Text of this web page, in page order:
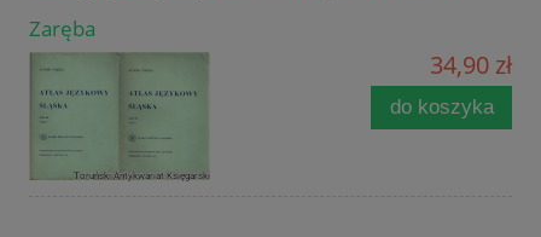
Zaręba
34,90 zł
do koszyka